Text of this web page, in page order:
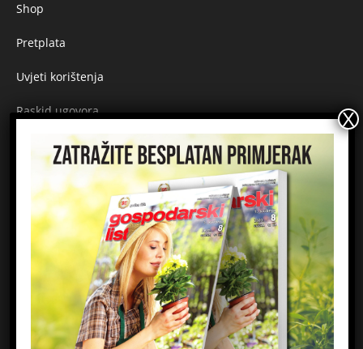
Shop
Pretplata
Uvjeti korištenja
Raskid ugovora
Načini plaćanja
Sigurnost plaćanja
Prijavite se na newsletter
Email